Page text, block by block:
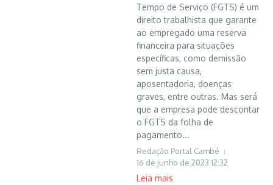
Tempo de Serviço (FGTS) é um
direito trabalhista que garante
ao empregado uma reserva
financeira para situações
específicas, como demissão
sem justa causa,
aposentadoria, doenças
graves, entre outras. Mas será
que a empresa pode descontar
o FGTS da folha de
pagamento...
Redação Portal Cambé
16 de junho de 2023 12:32
Leia mais